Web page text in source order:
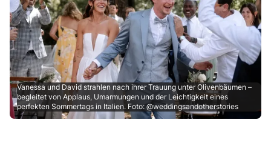
Vanessa und David strahlen nach ihrer Trauung unter Olivenbäumen –
begleitet von Applaus, Umarmungen und der Leichtigkeit eines
perfekten Sommertags in Italien. Foto: @weddingsandotherstories